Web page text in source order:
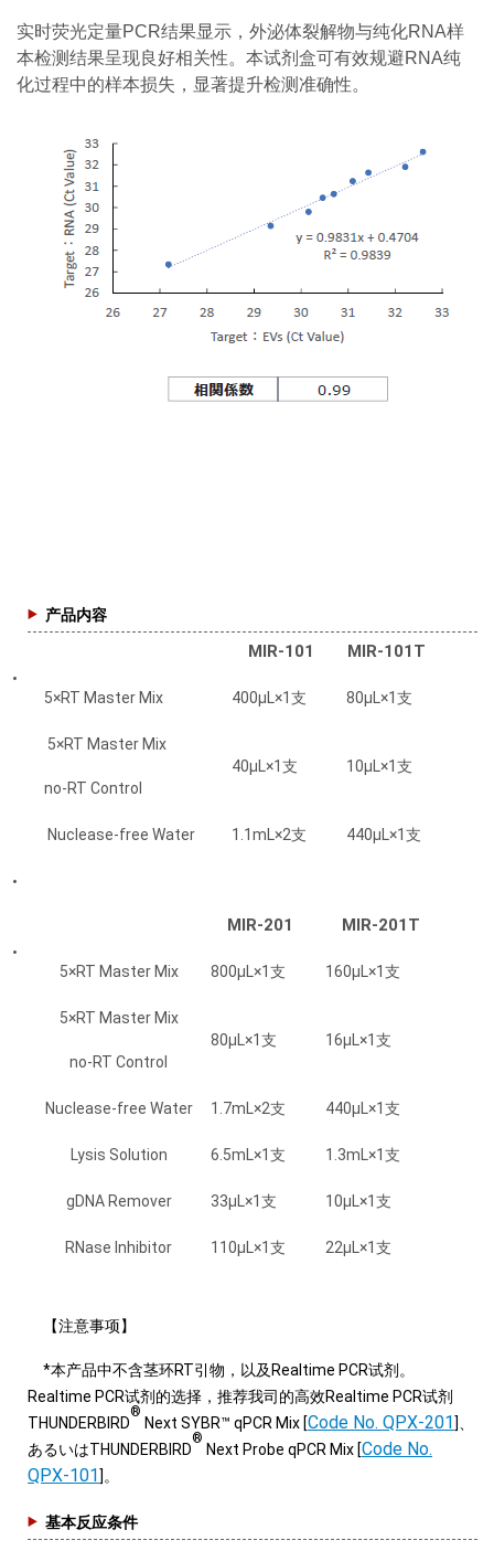
实时荧光定量PCR结果显示，外泌体裂解物与纯化RNA样
本检测结果呈现良好相关性。本试剂盒可有效规避RNA纯
化过程中的样本损失，显著提升检测准确性。
产品内容
MIR-101 MIR-101T
5×RT Master Mix 400μL×1支 80μL×1支
5×RT Master Mix
no-RT Control
40μL×1支 10μL×1支
Nuclease-free Water 1.1mL×2支 440μL×1支
MIR-201 MIR-201T
5×RT Master Mix 800μL×1支 160μL×1支
5×RT Master Mix
no-RT Control
80μL×1支 16μL×1支
Nuclease-free Water 1.7mL×2支 440μL×1支
Lysis Solution 6.5mL×1支 1.3mL×1支
gDNA Remover 33μL×1支 10μL×1支
RNase Inhibitor 110μL×1支 22μL×1支
【注意事项】
*本产品中不含茎环RT引物，以及Realtime PCR试剂。
Realtime PCR试剂的选择，推荐我司的高效Realtime PCR试剂
THUNDERBIRD
®
Next SYBR™ qPCR Mix [Code No. QPX-201 ]、
あるいはTHUNDERBIRD
®
Next Probe qPCR Mix [Code No.
QPX-101 ]。
基本反应条件